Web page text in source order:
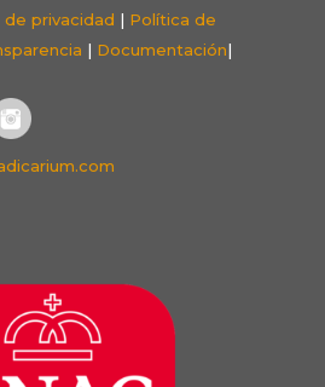
de privacidad | Política de
| Documentación|